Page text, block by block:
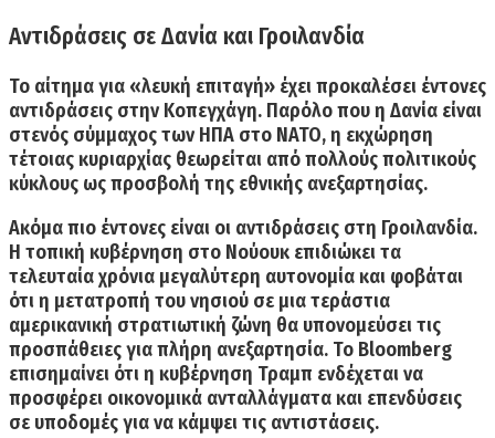
Αντιδράσεις σε Δανία και Γροιλανδία
Το αίτημα για «λευκή επιταγή» έχει προκαλέσει έντονες
αντιδράσεις στην Κοπεγχάγη. Παρόλο που η Δανία είναι
στενός σύμμαχος των ΗΠΑ στο ΝΑΤΟ, η εκχώρηση
τέτοιας κυριαρχίας θεωρείται από πολλούς πολιτικούς
κύκλους ως προσβολή της εθνικής ανεξαρτησίας.
Ακόμα πιο έντονες είναι οι αντιδράσεις στη Γροιλανδία.
Η τοπική κυβέρνηση στο Νούουκ επιδιώκει τα
τελευταία χρόνια μεγαλύτερη αυτονομία και φοβάται
ότι η μετατροπή του νησιού σε μια τεράστια
αμερικανική στρατιωτική ζώνη θα υπονομεύσει τις
προσπάθειες για πλήρη ανεξαρτησία. Το Bloomberg
επισημαίνει ότι η κυβέρνηση Τραμπ ενδέχεται να
προσφέρει οικονομικά ανταλλάγματα και επενδύσεις
σε υποδομές για να κάμψει τις αντιστάσεις.